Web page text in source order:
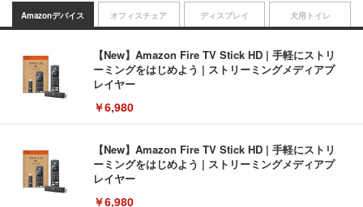
Amazonデバイス
【New】Amazon Fire TV Stick HD | 手軽にストリ
ーミングをはじめよう | ストリーミングメディアプ
レイヤー
￥6,980
【New】Amazon Fire TV Stick HD | 手軽にストリ
ーミングをはじめよう | ストリーミングメディアプ
レイヤー
￥6,980
オフィスチェア ディスプレイ 犬用トイレ